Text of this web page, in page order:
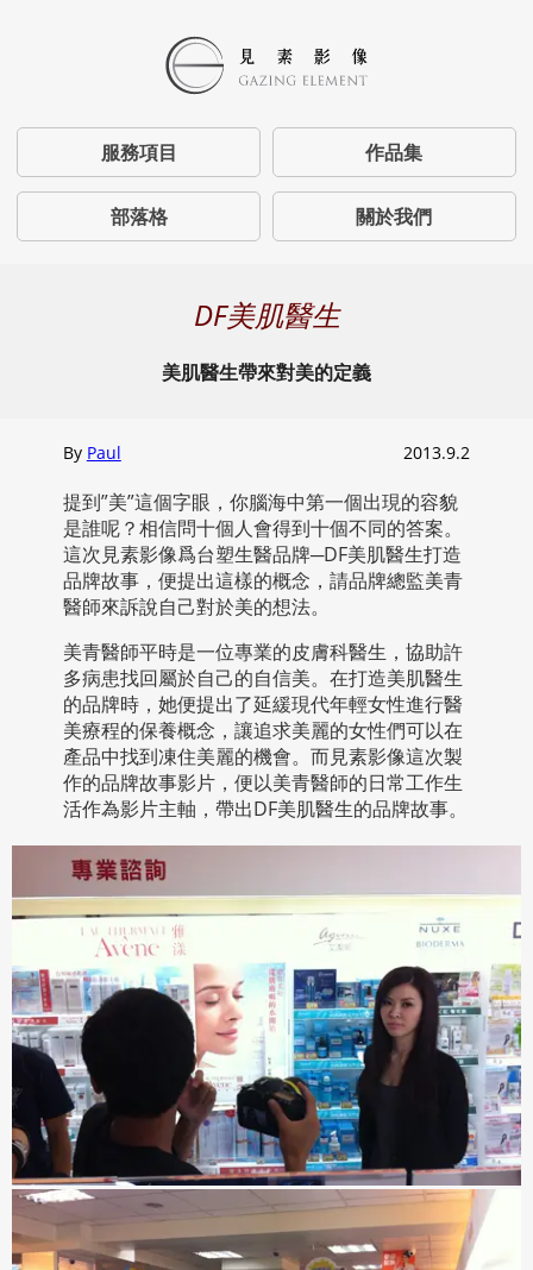
服務項目 作品集
部落格 關於我們
DF美肌醫生
美肌醫生帶來對美的定義
By Paul 2013.9.2
提到”美”這個字眼，你腦海中第一個出現的容貌
是誰呢？相信問十個人會得到十個不同的答案。
這次見素影像爲台塑生醫品牌─DF美肌醫生打造
品牌故事，便提出這樣的概念，請品牌總監美青
醫師來訴說自己對於美的想法。
美青醫師平時是一位專業的皮膚科醫生，協助許
多病患找回屬於自己的自信美。在打造美肌醫生
的品牌時，她便提出了延緩現代年輕女性進行醫
美療程的保養概念，讓追求美麗的女性們可以在
產品中找到凍住美麗的機會。而見素影像這次製
作的品牌故事影片，便以美青醫師的日常工作生
活作為影片主軸，帶出DF美肌醫生的品牌故事。